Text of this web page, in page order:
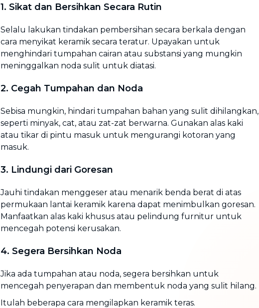
1. Sikat dan Bersihkan Secara Rutin
Selalu lakukan tindakan pembersihan secara berkala dengan
cara menyikat keramik secara teratur. Upayakan untuk
menghindari tumpahan cairan atau substansi yang mungkin
meninggalkan noda sulit untuk diatasi.
2. Cegah Tumpahan dan Noda
Sebisa mungkin, hindari tumpahan bahan yang sulit dihilangkan,
seperti minyak, cat, atau zat-zat berwarna. Gunakan alas kaki
atau tikar di pintu masuk untuk mengurangi kotoran yang
masuk.
3. Lindungi dari Goresan
Jauhi tindakan menggeser atau menarik benda berat di atas
permukaan lantai keramik karena dapat menimbulkan goresan.
Manfaatkan alas kaki khusus atau pelindung furnitur untuk
mencegah potensi kerusakan.
4. Segera Bersihkan Noda
Jika ada tumpahan atau noda, segera bersihkan untuk
mencegah penyerapan dan membentuk noda yang sulit hilang.
Itulah beberapa cara mengilapkan keramik teras.